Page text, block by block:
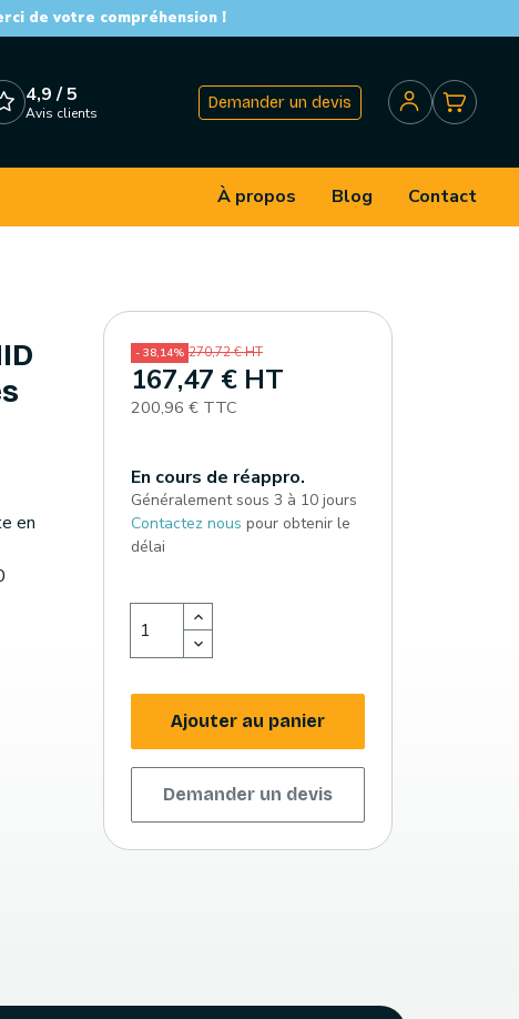
de votre compréhension !
4,9 / 5
Avis clients
Demander un devis
À propos Blog Contact
en
- 38,14% 270,72 € HT
167,47 € HT
200,96 € TTC
En cours de réappro.
Généralement sous 3 à 10 jours
Contactez nous pour obtenir le
délai
Ajouter au panier
Demander un devis